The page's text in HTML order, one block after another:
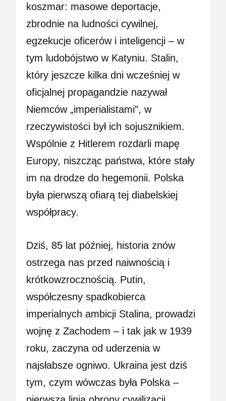
koszmar: masowe deportacje,
zbrodnie na ludności cywilnej,
egzekucje oficerów i inteligencji – w
tym ludobójstwo w Katyniu. Stalin,
który jeszcze kilka dni wcześniej w
oficjalnej propagandzie nazywał
Niemców „imperialistami”, w
rzeczywistości był ich sojusznikiem.
Wspólnie z Hitlerem rozdarli mapę
Europy, niszcząc państwa, które stały
im na drodze do hegemonii. Polska
była pierwszą ofiarą tej diabelskiej
współpracy.
Dziś, 85 lat później, historia znów
ostrzega nas przed naiwnością i
krótkowzrocznością. Putin,
współczesny spadkobierca
imperialnych ambicji Stalina, prowadzi
wojnę z Zachodem – i tak jak w 1939
roku, zaczyna od uderzenia w
najsłabsze ogniwo. Ukraina jest dziś
tym, czym wówczas była Polska –